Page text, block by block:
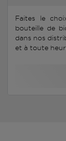
Faites le
bouteille de
dans nos
et à toute